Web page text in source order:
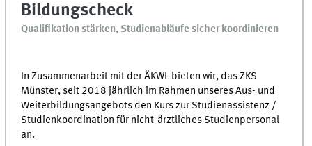
Bildungscheck
Qualifikation stärken, Studienabläufe sicher koordinieren
In Zusammenarbeit mit der ÄKWL bieten wir, das ZKS
Münster, seit 2018 jährlich im Rahmen unseres Aus- und
Weiterbildungsangebots den Kurs zur Studienassistenz /
Studienkoordination für nicht-ärztliches Studienpersonal
an.